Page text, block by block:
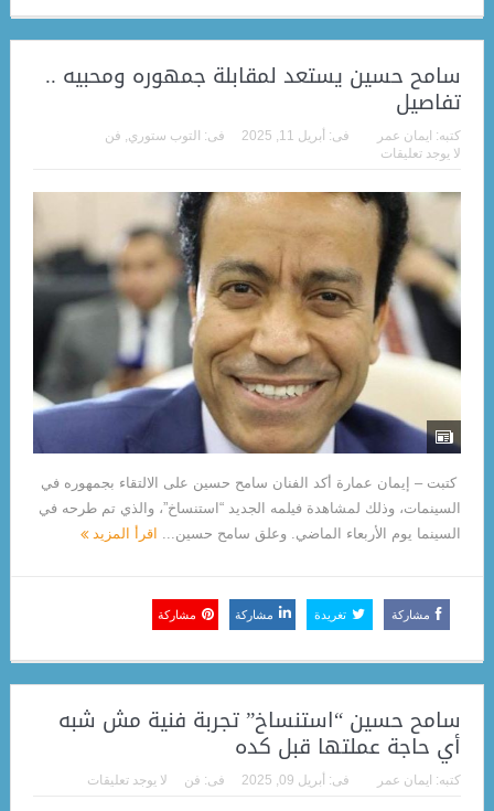
سامح حسين يستعد لمقابلة جمهوره ومحبيه ..
تفاصيل
كتبه: ايمان عمر فى: أبريل 11, 2025 فى: التوب ستوري, فن
لا يوجد تعليقات
كتبت – إيمان عمارة أكد الفنان سامح حسين على الالتقاء بجمهوره في
السينمات، وذلك لمشاهدة فيلمه الجديد “استنساخ”، والذي تم طرحه في
السينما يوم الأربعاء الماضي. وعلق سامح حسين... اقرأ المزيد
مشاركة تغريدة مشاركة مشاركة
سامح حسين “استنساخ” تجربة فنية مش شبه
أي حاجة عملتها قبل كده
كتبه: ايمان عمر فى: أبريل 09, 2025 فى: فن لا يوجد تعليقات